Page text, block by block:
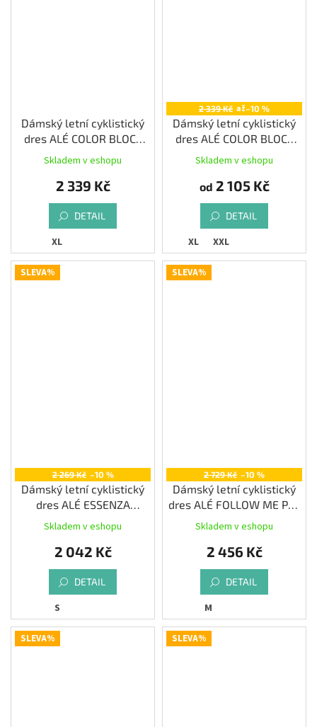
Dámský letní cyklistický
dres ALÉ COLOR BLOCK
PRAGMA, water green
Skladem v eshopu
2 339 Kč
DETAIL
XL
2 339 Kč až–10 %
Dámský letní cyklistický
dres ALÉ COLOR BLOCK
PRAGMA, white
Skladem v eshopu
od 2 105 Kč
DETAIL
XL XXL
SLEVA%
2 269 Kč –10 %
Dámský letní cyklistický
dres ALÉ ESSENZA
PRAGMA, fuchsia
Skladem v eshopu
2 042 Kč
DETAIL
S
SLEVA%
2 729 Kč –10 %
Dámský letní cyklistický
dres ALÉ FOLLOW ME PR-
E, denim
Skladem v eshopu
2 456 Kč
DETAIL
M
SLEVA% SLEVA%